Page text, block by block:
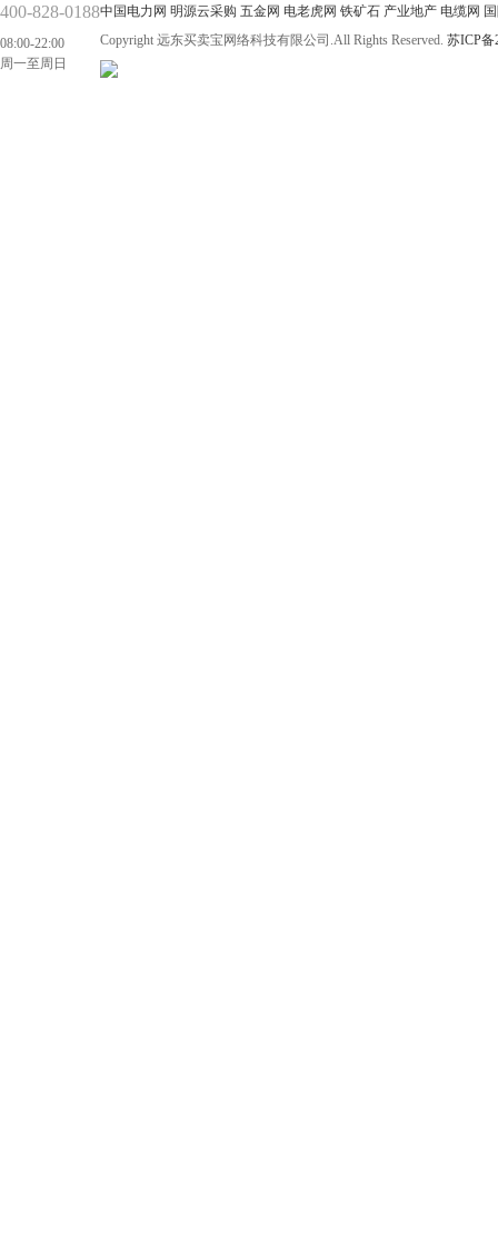
400-828-0188
08:00-22:00
周一至周日
中国电力网 明源云采购 五金网 电老虎网 铁矿石 产业地产 电缆网
Copyright 远东买卖宝网络科技有限公司.All Rights Reserved. 苏ICP备